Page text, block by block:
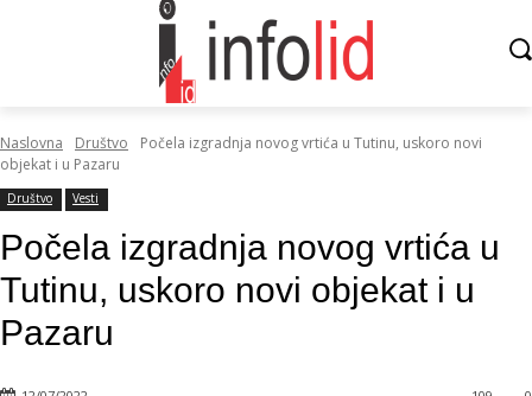
Naslovna Društvo
Počela izgradnja novog vrtića u Tutinu, uskoro novi
objekat i u Pazaru
Društvo Vesti
Počela izgradnja novog vrtića u
Tutinu, uskoro novi objekat i u
Pazaru